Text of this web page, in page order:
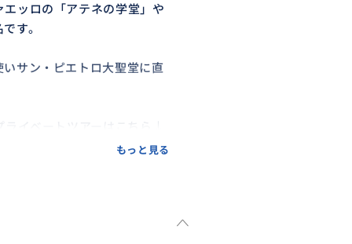
ッロの「アテネの学堂」や
す。
サン・ピエトロ大聖堂に直
?hotel=1
もっと見る